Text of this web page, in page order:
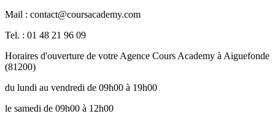
Mail : contact@coursacademy.com
Tel. : 01 48 21 96 09
Horaires d'ouverture de votre Agence Cours Academy à Aiguefonde
(81200)
du lundi au vendredi de 09h00 à 19h00
le samedi de 09h00 à 12h00